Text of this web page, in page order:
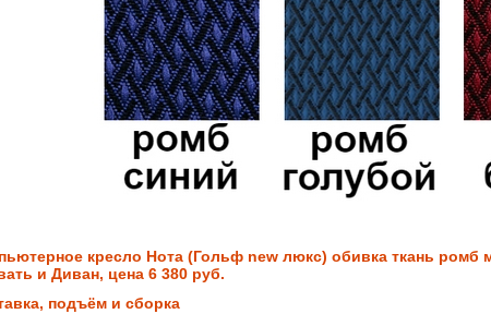
кресло Нота (Гольф new люкс) обивка ткань ромб
и Диван, цена 6 380 руб.
подъём и сборка